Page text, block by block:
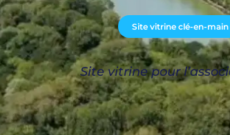
Site vitrine clé-en-main
Site vitrine pour